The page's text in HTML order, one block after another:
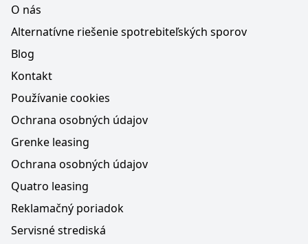
O nás
Alternatívne riešenie spotrebiteľských sporov
Blog
Kontakt
Používanie cookies
Ochrana osobných údajov
Grenke leasing
Ochrana osobných údajov
Quatro leasing
Reklamačný poriadok
Servisné strediská